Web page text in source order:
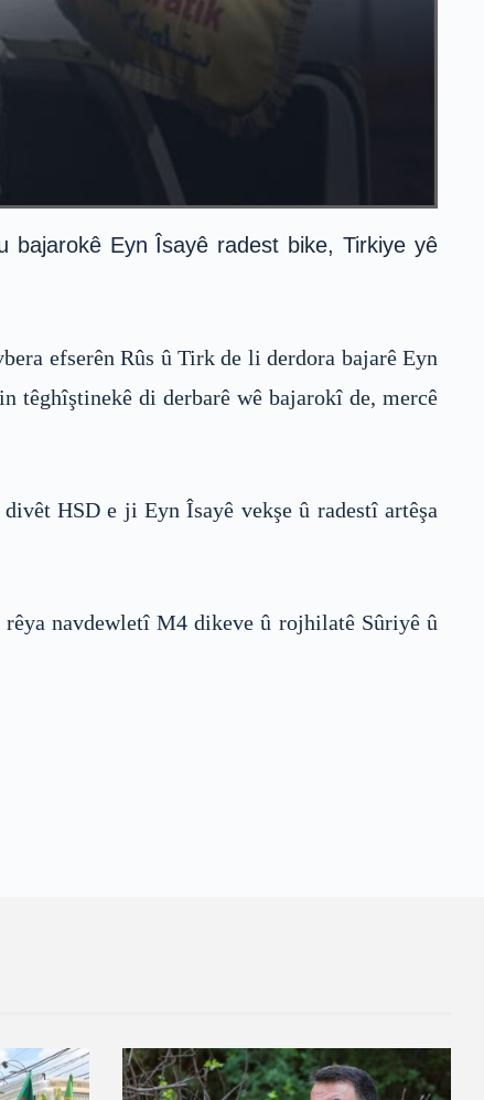
Eyn Îsayê radest bike, Tirkiye yê
efserên Rûs û Tirk de li derdora bajarê Eyn
di derbarê wê bajarokî de, mercê
HSD e ji Eyn Îsayê vekşe û radestî artêşa
navdewletî M4 dikeve û rojhilatê Sûriyê û